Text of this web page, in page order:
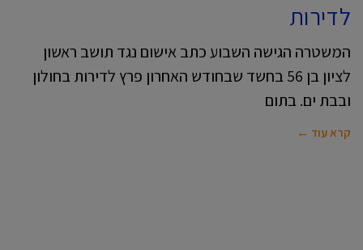
לדירות
המשטרה הגישה השבוע כתב אישום נגד תושב ראשון
לציון בן 56 בחשד שבחודש האחרון פרץ לדירות בחולון
ובבת ים. בתום
קרא עוד ←